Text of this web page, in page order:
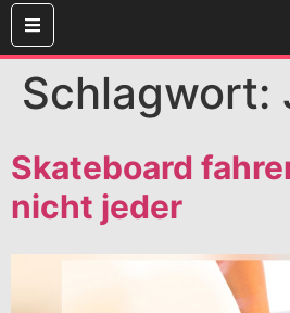
Schlagwort:
Skateboard
nicht jeder